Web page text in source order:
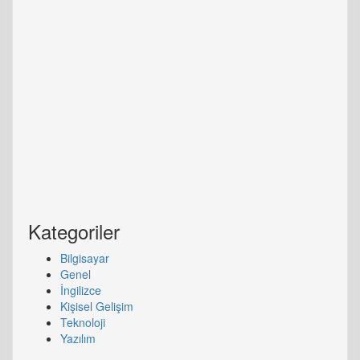
Kategoriler
Bilgisayar
Genel
İngilizce
Kişisel Gelişim
Teknoloji
Yazılım